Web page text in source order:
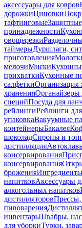
аксессуары для ковров
дорожкиЦиновки
тафтинговые
принадлежности
овощерезки
таймерыДуршлаги,
приготовления
мелочиМиски
прихваткиКухонные
салфеткиОрганизация
храненияОрганайзеры
специйПосуда для
рейлингиРейлинги
упаковкаВакуумные
контейнерыБакалея
шоколадСиропы и
дистилляция
консервирования
консервирования
брожения
напитковАксессуары
алкогольных напитков
дистилляторовПрессы,
пивоварения
инвентарьШвабры,
для уборкиТурки,